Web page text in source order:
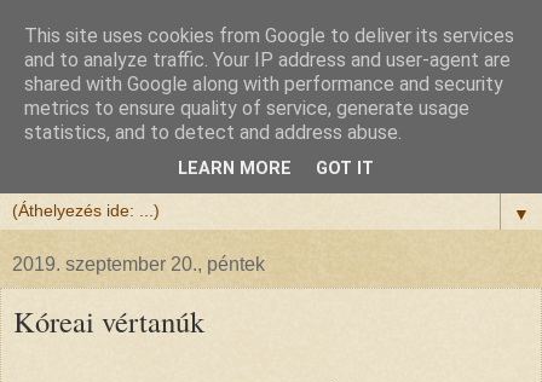
Félix atya
Szeretettel köszöntöm a honlapomra ellátogatót.
▼
2019. szeptember 20., péntek
Kóreai vértanúk
This site uses cookies from Google to deliver its services
and to analyze traffic. Your IP address and user-agent are
shared with Google along with performance and security
metrics to ensure quality of service, generate usage
statistics, and to detect and address abuse.
LEARN MORE GOT IT